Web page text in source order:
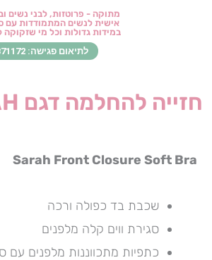
מתוקה - פרוטזות, לבני נשים
אישית לנשים המתמודדות עם
במידות גדולות וכל מי
לתיאום פגישה: 052-3371172
חזייה להחלמה דגם SARAH
Sarah Front Closure Soft Bra
שכבת בד כפולה ורכה
סגירת ווים קלה מלפנים
כתפיות מתכווננות מלפנים עם